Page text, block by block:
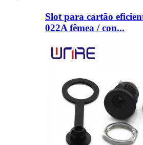
Slot para cartão
022A fêmea / con...